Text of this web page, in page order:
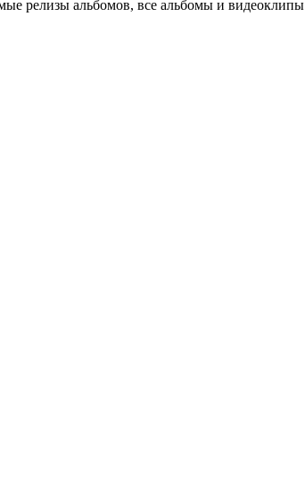
релизы альбомов, все альбомы и видеоклипы